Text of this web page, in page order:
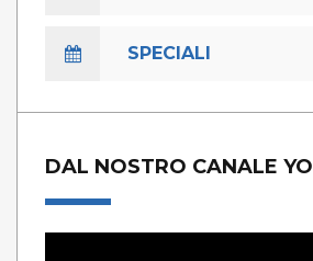
SPECIALI
DAL NOSTRO CANALE